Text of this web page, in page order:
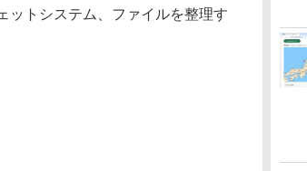
ットシステム、ファイルを整理す